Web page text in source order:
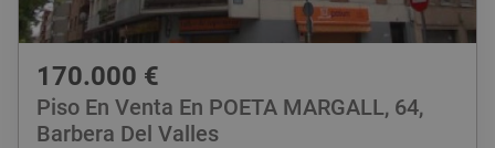
170.000 €
Piso En Venta En POETA MARGALL, 64,
Barbera Del Valles